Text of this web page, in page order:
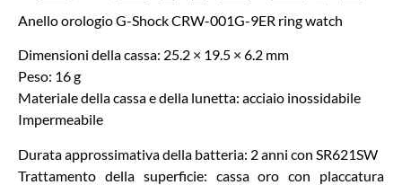
Anello orologio G-Shock CRW-001G-9ER ring watch
Dimensioni della cassa: 25.2 × 19.5 × 6.2 mm
Peso: 16 g
Materiale della cassa e della lunetta: acciaio inossidabile
Impermeabile
Durata approssimativa della batteria: 2 anni con SR621SW
Trattamento della superficie: cassa oro con placcatura